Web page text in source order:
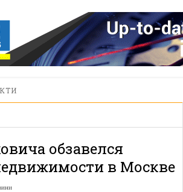
обзавелся
в Москве